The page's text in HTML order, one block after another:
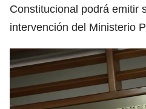
Constitucional podrá emitir
intervención del Ministerio